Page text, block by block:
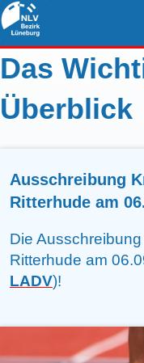
Das
Überblick
Ausschreibung
Ritterhude am
Die
Ritterhude am
LADV)!